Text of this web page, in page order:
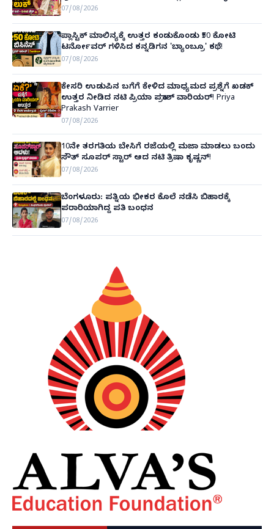
07/08/2026
ಪ್ಲಾಸ್ಟಿಕ್ ಮಾಲಿನ್ಯಕ್ಕೆ ಉತ್ತರ ಕಂಡುಕೊಂಡು ₹50 ಕೋಟಿ
ಟರ್ನೋವರ್ ಗಳಿಸಿದ ಕನ್ನಡಿಗನ 'ಬ್ಯಾಂಬ್ರೂ' ಕಥೆ!
07/08/2026
ಕೇಸರಿ ಉಡುಪಿನ ಬಗೆಗೆ ಕೇಳಿದ ಮಾಧ್ಯಮದ ಪ್ರಶ್ನೆಗೆ ಖಡಕ್
ಉತ್ತರ ನೀಡಿದ ನಟಿ ಪ್ರಿಯಾ ಪ್ರಕಾಶ್ ವಾರಿಯರ್! Priya
Prakash Varrier
07/08/2026
10ನೇ ತರಗತಿಯ ಬೇಸಿಗೆ ರಜೆಯಲ್ಲಿ ಮಜಾ ಮಾಡಲು ಬಂದು
ಸೌತ್ ಸೂಪರ್ ಸ್ಟಾರ್ ಆದ ನಟಿ ತ್ರಿಷಾ ಕೃಷ್ಣನ್!
07/08/2026
ಬೆಂಗಳೂರು: ಪತ್ನಿಯ ಭೀಕರ ಕೊಲೆ ನಡೆಸಿ ಬಿಹಾರಕ್ಕೆ
ಪರಾರಿಯಾಗಿದ್ದ ಪತಿ ಬಂಧನ
07/08/2026